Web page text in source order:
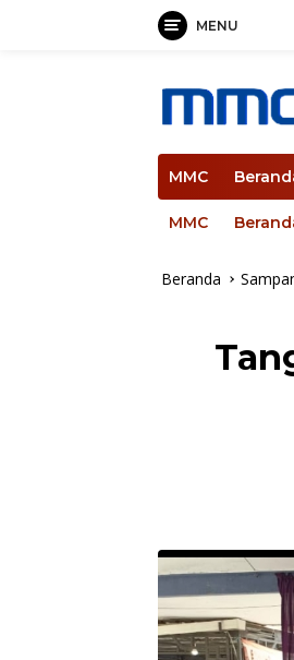
MENU
MMC
MMC
Beranda